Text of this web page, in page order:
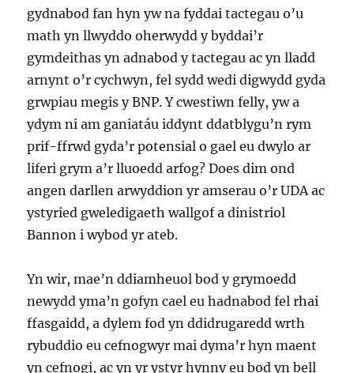
gydnabod fan hyn yw na fyddai tactegau o’u
math yn llwyddo oherwydd y byddai’r
gymdeithas yn adnabod y tactegau ac yn lladd
arnynt o’r cychwyn, fel sydd wedi digwydd gyda
grwpiau megis y BNP. Y cwestiwn felly, yw a
ydym ni am ganiatáu iddynt ddatblygu’n rym
prif-ffrwd gyda’r potensial o gael eu dwylo ar
liferi grym a’r lluoedd arfog? Does dim ond
angen darllen arwyddion yr amserau o’r UDA ac
ystyried gweledigaeth wallgof a dinistriol
Bannon i wybod yr ateb.
Yn wir, mae’n ddiamheuol bod y grymoedd
newydd yma’n gofyn cael eu hadnabod fel rhai
ffasgaidd, a dylem fod yn ddidrugaredd wrth
rybuddio eu cefnogwyr mai dyma’r hyn maent
yn cefnogi, ac yn yr ystyr hynny eu bod yn bell